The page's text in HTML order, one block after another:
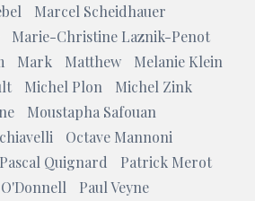
Marcel Scheidhauer
Marie-Christine Laznik-Penot
Mark Matthew
Melanie Klein
Michel Plon
Michel Zink
Moustapha Safouan
Octave Mannoni
Pascal Quignard
Patrick Merot
Paul Veyne